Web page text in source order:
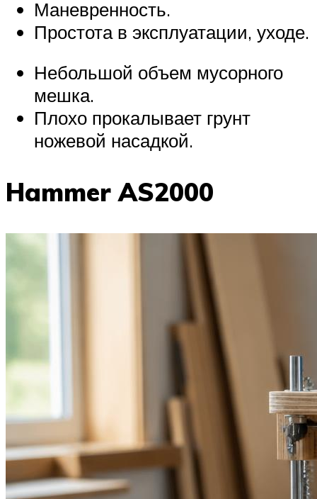
Маневренность.
Простота в эксплуатации, уходе.
Небольшой объем мусорного
мешка.
Плохо прокалывает грунт
ножевой насадкой.
Hammer AS2000